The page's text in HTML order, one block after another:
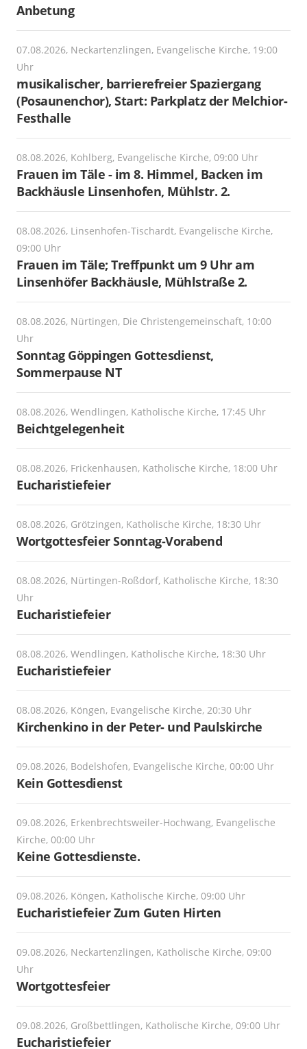
Anbetung
07.08.2026, Neckartenzlingen, Evangelische Kirche, 19:00
Uhr
musikalischer, barrierefreier Spaziergang
(Posaunenchor), Start: Parkplatz der Melchior-
Festhalle
08.08.2026, Kohlberg, Evangelische Kirche, 09:00 Uhr
Frauen im Täle - im 8. Himmel, Backen im
Backhäusle Linsenhofen, Mühlstr. 2.
08.08.2026, Linsenhofen-Tischardt, Evangelische Kirche,
09:00 Uhr
Frauen im Täle; Treffpunkt um 9 Uhr am
Linsenhöfer Backhäusle, Mühlstraße 2.
08.08.2026, Nürtingen, Die Christengemeinschaft, 10:00
Uhr
Sonntag Göppingen Gottesdienst,
Sommerpause NT
08.08.2026, Wendlingen, Katholische Kirche, 17:45 Uhr
Beichtgelegenheit
08.08.2026, Frickenhausen, Katholische Kirche, 18:00 Uhr
Eucharistiefeier
08.08.2026, Grötzingen, Katholische Kirche, 18:30 Uhr
Wortgottesfeier Sonntag-Vorabend
08.08.2026, Nürtingen-Roßdorf, Katholische Kirche, 18:30
Uhr
Eucharistiefeier
08.08.2026, Wendlingen, Katholische Kirche, 18:30 Uhr
Eucharistiefeier
08.08.2026, Köngen, Evangelische Kirche, 20:30 Uhr
Kirchenkino in der Peter- und Paulskirche
09.08.2026, Bodelshofen, Evangelische Kirche, 00:00 Uhr
Kein Gottesdienst
09.08.2026, Erkenbrechtsweiler-Hochwang, Evangelische
Kirche, 00:00 Uhr
Keine Gottesdienste.
09.08.2026, Köngen, Katholische Kirche, 09:00 Uhr
Eucharistiefeier Zum Guten Hirten
09.08.2026, Neckartenzlingen, Katholische Kirche, 09:00
Uhr
Wortgottesfeier
09.08.2026, Großbettlingen, Katholische Kirche, 09:00 Uhr
Eucharistiefeier